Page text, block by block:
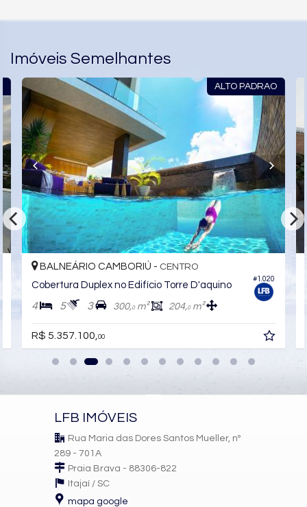
Imóveis Semelhantes
ALTO PADRAO
#1.020
BALNEÁRIO CAMBORIÚ - CENTRO
Cobertura Duplex no Edifício Torre D'aquino
4 5 3 300,0m² 204,0m²
R$ 5.357.100, 00
LFB IMÓVEIS
Rua Maria das Dores Santos Mueller, nº
289 - 701A
Praia Brava - 88306-822
Itajaí / SC
mapa google